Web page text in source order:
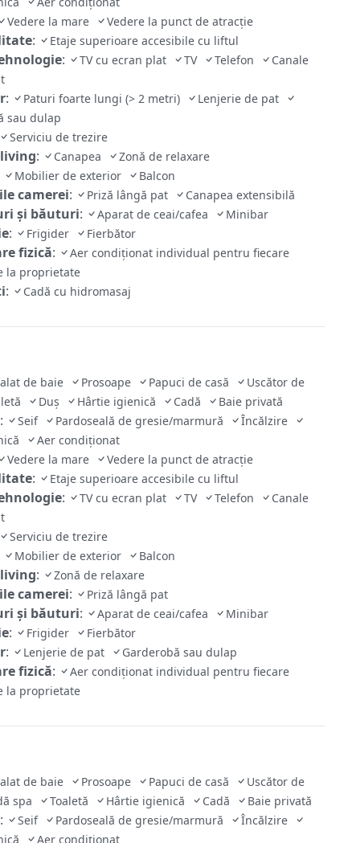
Vedere la mare Vedere la punct de atracție
: Etaje superioare accesibile cu liftul
: TV cu ecran plat TV Telefon
Canale
: Paturi foarte lungi (> 2 metri)
Lenjerie de pat
sau dulap
Serviciu de trezire
: Canapea Zonă de relaxare
Mobilier de exterior Balcon
camerei: Priză lângă pat Canapea extensibilă
și băuturi: Aparat de ceai/cafea Minibar
: Frigider Fierbător
fizică:
Aer condiționat individual pentru fiecare
la proprietate
: Cadă cu hidromasaj
de baie Prosoape Papuci de casă
Uscător de
Duș Hârtie igienică Cadă Baie privată
: Seif Pardoseală de gresie/marmură
Încălzire
Aer condiționat
Vedere la mare Vedere la punct de atracție
: Etaje superioare accesibile cu liftul
: TV cu ecran plat TV Telefon
Canale
Serviciu de trezire
Mobilier de exterior Balcon
: Zonă de relaxare
camerei: Priză lângă pat
și băuturi: Aparat de ceai/cafea Minibar
: Frigider Fierbător
: Lenjerie de pat Garderobă sau dulap
fizică:
Aer condiționat individual pentru fiecare
la proprietate
de baie Prosoape Papuci de casă
Uscător de
spa Toaletă Hârtie igienică Cadă Baie privată
: Seif Pardoseală de gresie/marmură
Încălzire
Aer condiționat